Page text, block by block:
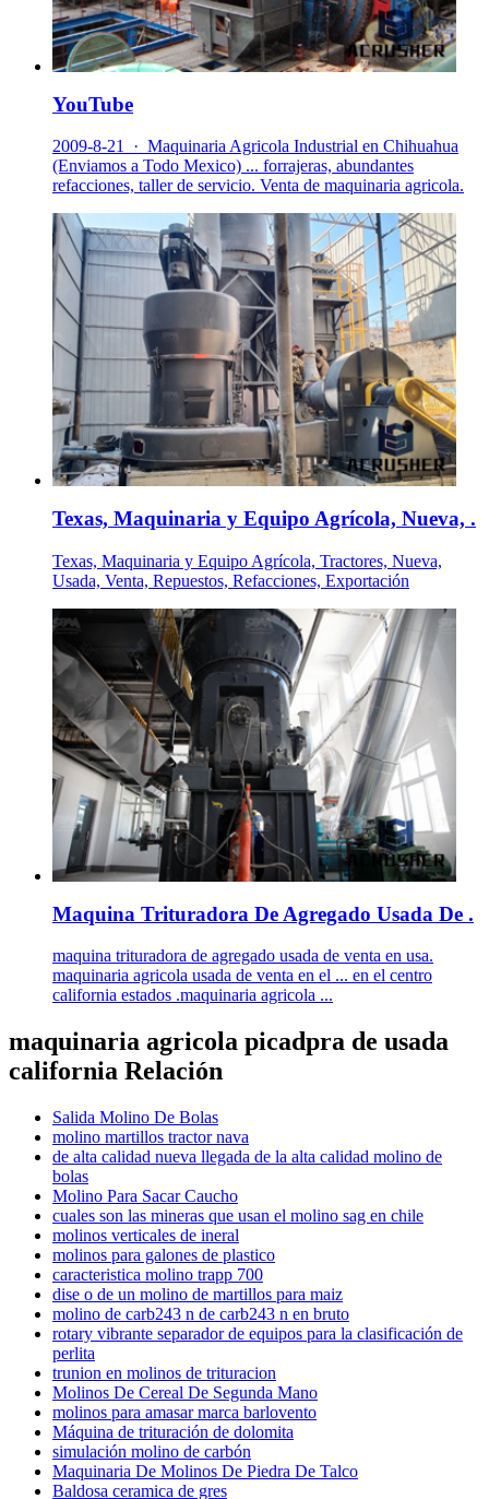
YouTube
2009-8-21 · Maquinaria Agricola Industrial en Chihuahua
(Enviamos a Todo Mexico) ... forrajeras, abundantes
refacciones, taller de servicio. Venta de maquinaria agricola.
Texas, Maquinaria y Equipo Agrícola, Nueva, .
Texas, Maquinaria y Equipo Agrícola, Tractores, Nueva,
Usada, Venta, Repuestos, Refacciones, Exportación
Maquina Trituradora De Agregado Usada De .
maquina trituradora de agregado usada de venta en usa.
maquinaria agricola usada de venta en el ... en el centro
california estados .maquinaria agricola ...
maquinaria agricola picadpra de usada
california Relación
Salida Molino De Bolas
molino martillos tractor nava
de alta calidad nueva llegada de la alta calidad molino de
bolas
Molino Para Sacar Caucho
cuales son las mineras que usan el molino sag en chile
molinos verticales de ineral
molinos para galones de plastico
caracteristica molino trapp 700
dise o de un molino de martillos para maiz
molino de carb243 n de carb243 n en bruto
rotary vibrante separador de equipos para la clasificación de
perlita
trunion en molinos de trituracion
Molinos De Cereal De Segunda Mano
molinos para amasar marca barlovento
Máquina de trituración de dolomita
simulación molino de carbón
Maquinaria De Molinos De Piedra De Talco
Baldosa ceramica de gres